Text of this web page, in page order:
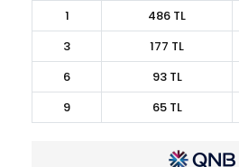
1
486 TL
3
177 TL
6
93 TL
9
65 TL